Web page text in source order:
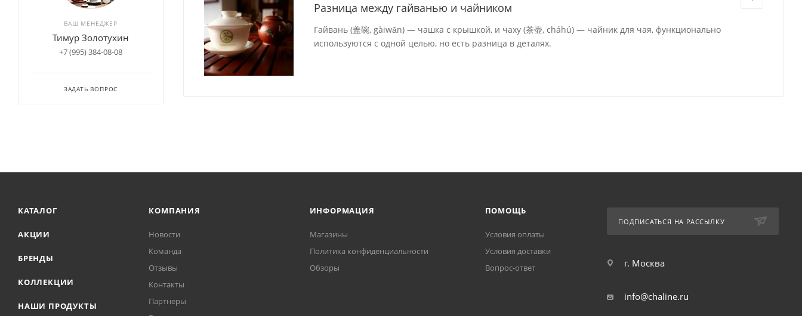
Разница между гайванью и чайником
Гайвань (盖碗, gàiwǎn) — чашка с крышкой, и чаху (茶壶, cháhú) — чайник для чая, функционально
используются с одной целью, но есть разница в деталях.
ВАШ МЕНЕДЖЕР
Тимур Золотухин
+7 (995) 384-08-08
ЗАДАТЬ ВОПРОС
КАТАЛОГ
АКЦИИ
БРЕНДЫ
КОЛЛЕКЦИИ
НАШИ ПРОДУКТЫ
КОМПАНИЯ
Новости
Команда
Отзывы
Контакты
Партнеры
ИНФОРМАЦИЯ
Магазины
Политика конфиденциальности
Обзоры
ПОМОЩЬ
Условия оплаты
Условия доставки
Вопрос-ответ
ПОДПИСАТЬСЯ НА РАССЫЛКУ
г. Москва
info@chaline.ru